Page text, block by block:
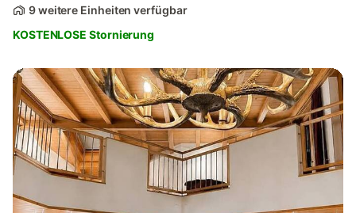
9 weitere Einheiten verfügbar
KOSTENLOSE Stornierung